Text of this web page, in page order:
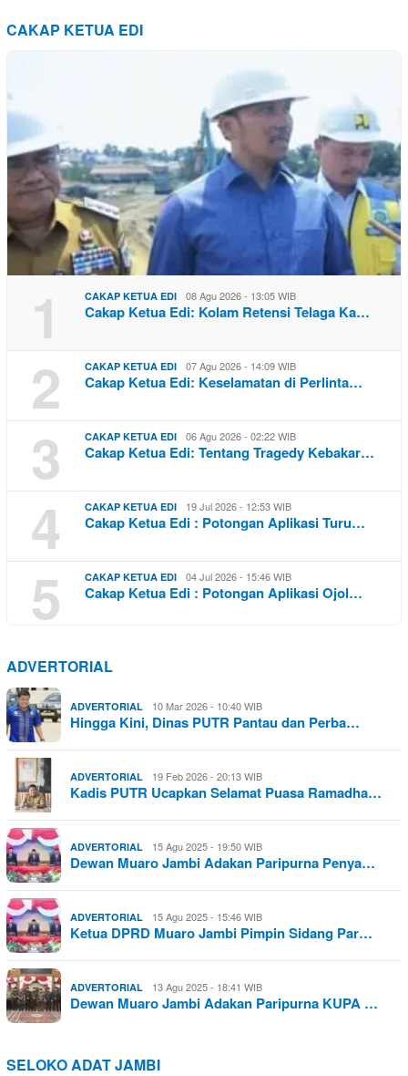
CAKAP KETUA EDI
1 CAKAP KETUA EDI 08 Agu 2026 - 13:05 WIB
Cakap Ketua Edi: Kolam Retensi Telaga Ka…
2 CAKAP KETUA EDI 07 Agu 2026 - 14:09 WIB
Cakap Ketua Edi: Keselamatan di Perlinta…
3 CAKAP KETUA EDI 06 Agu 2026 - 02:22 WIB
Cakap Ketua Edi: Tentang Tragedy Kebakar…
4 CAKAP KETUA EDI 19 Jul 2026 - 12:53 WIB
Cakap Ketua Edi : Potongan Aplikasi Turu…
5 CAKAP KETUA EDI 04 Jul 2026 - 15:46 WIB
Cakap Ketua Edi : Potongan Aplikasi Ojol…
ADVERTORIAL
ADVERTORIAL 10 Mar 2026 - 10:40 WIB
Hingga Kini, Dinas PUTR Pantau dan Perba…
ADVERTORIAL 19 Feb 2026 - 20:13 WIB
Kadis PUTR Ucapkan Selamat Puasa Ramadha…
ADVERTORIAL 15 Agu 2025 - 19:50 WIB
Dewan Muaro Jambi Adakan Paripurna Penya…
ADVERTORIAL 15 Agu 2025 - 15:46 WIB
Ketua DPRD Muaro Jambi Pimpin Sidang Par…
ADVERTORIAL 13 Agu 2025 - 18:41 WIB
Dewan Muaro Jambi Adakan Paripurna KUPA …
SELOKO ADAT JAMBI